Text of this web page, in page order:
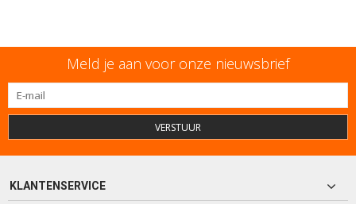
Meld je aan voor onze nieuwsbrief
VERSTUUR
KLANTENSERVICE